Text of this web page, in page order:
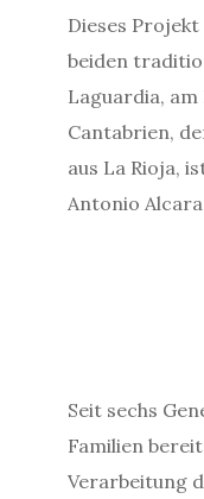
Dieses
beiden
Laguardia,
Cantabrien,
aus La Rioja,
Antonio
Seit sechs
Familien
Verarbeitung